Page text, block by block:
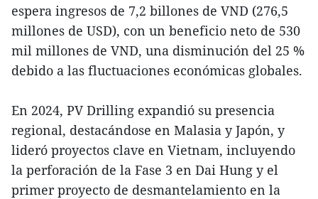
espera ingresos de 7,2 billones de VND (276,5
millones de USD), con un beneficio neto de 530
mil millones de VND, una disminución del 25 %
debido a las fluctuaciones económicas globales.
En 2024, PV Drilling expandió su presencia
regional, destacándose en Malasia y Japón, y
lideró proyectos clave en Vietnam, incluyendo
la perforación de la Fase 3 en Dai Hung y el
primer proyecto de desmantelamiento en la